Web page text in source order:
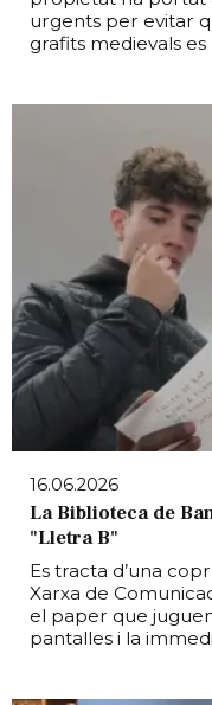
urgents per evitar
grafits medievals
16.06.2026
La Biblioteca de
"Lletra B"
Es tracta d’una
Xarxa de
el paper que
pantalles i la